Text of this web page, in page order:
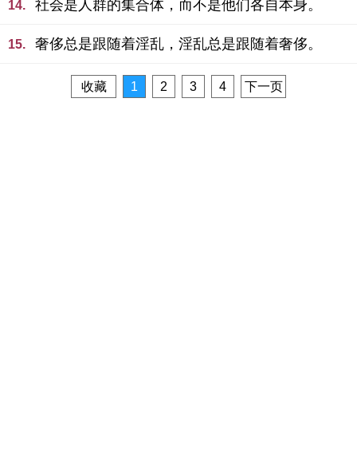
14. 社会是人群的集合体，而不是他们各自本身。
15. 奢侈总是跟随着淫乱，淫乱总是跟随着奢侈。
收藏 1 2 3 4 下一页